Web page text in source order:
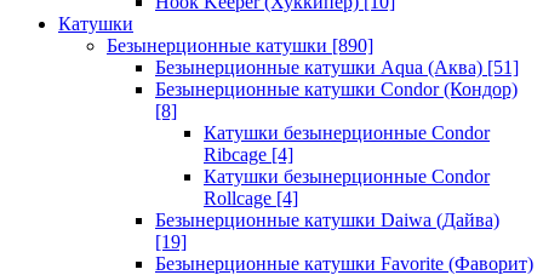
Катушки
Безынерционные катушки [890]
Безынерционные катушки Aqua (Аква) [51]
Безынерционные катушки Condor (Кондор)
[8]
Катушки безынерционные Condor
Ribcage [4]
Катушки безынерционные Condor
Rollcage [4]
Безынерционные катушки Daiwa (Дайва)
[19]
Безынерционные катушки Favorite (Фаворит)